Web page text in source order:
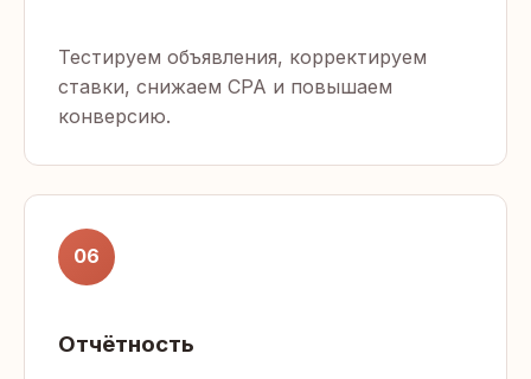
Тестируем объявления, корректируем
ставки, снижаем CPA и повышаем
конверсию.
06
Отчётность